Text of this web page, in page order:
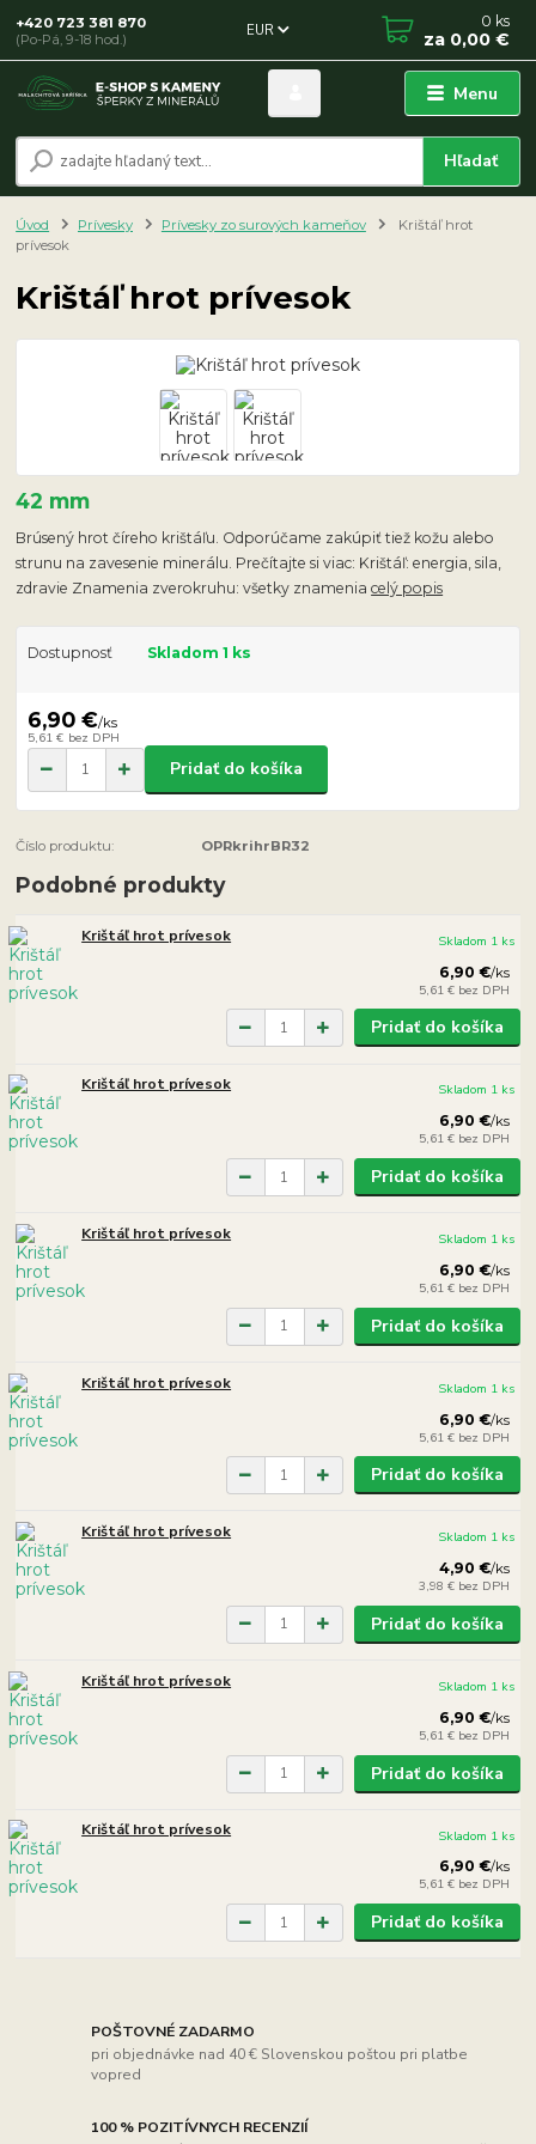
Menu
EUR
Hľadať
+420 723 381 870
(Po-Pá, 9-18 hod.)
0 ks
za 0,00 €
Úvod Prívesky Prívesky zo surových kameňov
Krištáľ hrot
prívesok
Krištáľ hrot prívesok
42 mm
Brúsený hrot číreho krištáľu. Odporúčame zakúpiť tiež kožu alebo
strunu na zavesenie minerálu. Prečítajte si viac: Krištáľ: energia, sila,
zdravie Znamenia zverokruhu: všetky znameniacelý popis
Dostupnosť Skladom 1 ks
6,90 €/ks
5,61 € bez DPH
Pridať do košíka
Číslo produktu: OPRkrihrBR32
Podobné produkty
Krištáľ hrot prívesok
6,90 €/ks
5,61 € bez DPH
Skladom 1 ks
Pridať do košíka
Krištáľ hrot prívesok
6,90 €/ks
5,61 € bez DPH
Skladom 1 ks
Pridať do košíka
Krištáľ hrot prívesok
6,90 €/ks
5,61 € bez DPH
Skladom 1 ks
Pridať do košíka
Krištáľ hrot prívesok
6,90 €/ks
5,61 € bez DPH
Skladom 1 ks
Pridať do košíka
Krištáľ hrot prívesok
4,90 €/ks
3,98 € bez DPH
Skladom 1 ks
Pridať do košíka
Krištáľ hrot prívesok
6,90 €/ks
5,61 € bez DPH
Skladom 1 ks
Pridať do košíka
Krištáľ hrot prívesok
6,90 €/ks
5,61 € bez DPH
Skladom 1 ks
Pridať do košíka
POŠTOVNÉ ZADARMO
pri objednávke nad 40 € Slovenskou poštou pri platbe
vopred
100 % POZITÍVNYCH RECENZIÍ